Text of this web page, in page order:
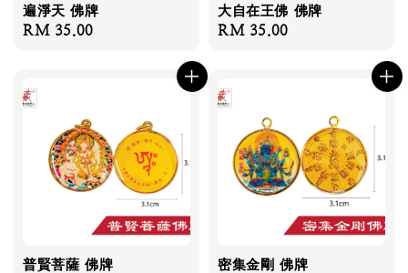
遍淨天 佛牌
Regular
RM 35.00
大自在王佛 佛牌
Regular
RM 35.00
普賢菩薩 佛牌 密集金剛 佛牌